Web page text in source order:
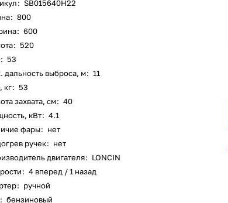
: SB015640H22
: 800
: 600
: 520
: 53
дальность выброса, м: 11
кг: 53
захвата, см: 40
кВт: 4.1
фары: нет
ручек: нет
двигателя: LONCIN
: 4 вперед / 1 назад
: ручной
: бензиновый
только
банка
выбранный способом
будутсписываться
25%каждые 2 недели